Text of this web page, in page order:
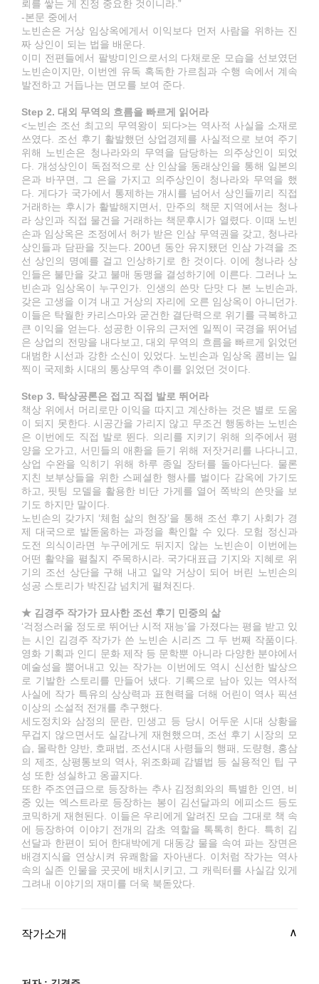
뢰를 쌓는 게 진정 중요한 것이니라.”
-본문 중에서
노빈손은 거상 임상옥에게서 이익보다 먼저 사람을 위하는 진
짜 상인이 되는 법을 배운다.
이미 전편들에서 팔방미인으로서의 다채로운 모습을 선보였던
노빈손이지만, 이번엔 유독 혹독한 가르침과 수행 속에서 계속
발전하고 거듭나는 면모를 보여 준다.
Step 2. 대외 무역의 흐름을 빠르게 읽어라
<노빈손 조선 최고의 무역왕이 되다>는 역사적 사실을 소재로
쓰였다. 조선 후기 활발했던 상업경제를 사실적으로 보여 주기
위해 노빈손은 청나라와의 무역을 담당하는 의주상인이 되었
다. 개성상인이 독점적으로 산 인삼을 동래상인을 통해 일본의
은과 바꾸면, 그 은을 가지고 의주상인이 청나라와 무역을 했
다. 게다가 국가에서 통제하는 개시를 넘어서 상인들끼리 직접
거래하는 후시가 활발해지면서, 만주의 책문 지역에서는 청나
라 상인과 직접 물건을 거래하는 책문후시가 열렸다. 이때 노빈
손과 임상옥은 조정에서 허가 받은 인삼 무역권을 갖고, 청나라
상인들과 담판을 짓는다. 200년 동안 유지됐던 인삼 가격을 조
선 상인의 명예를 걸고 인상하기로 한 것이다. 이에 청나라 상
인들은 불만을 갖고 불매 동맹을 결성하기에 이른다. 그러나 노
빈손과 임상옥이 누구인가. 인생의 쓴맛 단맛 다 본 노빈손과,
갖은 고생을 이겨 내고 거상의 자리에 오른 임상옥이 아니던가.
이들은 탁월한 카리스마와 굳건한 결단력으로 위기를 극복하고
큰 이익을 얻는다. 성공한 이유의 근저엔 일찍이 국경을 뛰어넘
은 상업의 전망을 내다보고, 대외 무역의 흐름을 빠르게 읽었던
대범한 시선과 강한 소신이 있었다. 노빈손과 임상옥 콤비는 일
찍이 국제화 시대의 통상무역 추이를 읽었던 것이다.
Step 3. 탁상공론은 접고 직접 발로 뛰어라
책상 위에서 머리로만 이익을 따지고 계산하는 것은 별로 도움
이 되지 못한다. 시공간을 가리지 않고 무조건 행동하는 노빈손
은 이번에도 직접 발로 뛴다. 의리를 지키기 위해 의주에서 평
양을 오가고, 서민들의 애환을 듣기 위해 저잣거리를 나다니고,
상업 수완을 익히기 위해 하루 종일 장터를 돌아다닌다. 물론
지친 보부상들을 위한 스페셜한 행사를 벌이다 감옥에 가기도
하고, 핏팅 모델을 활용한 비단 가게를 열어 쪽박의 쓴맛을 보
기도 하지만 말이다.
노빈손의 갖가지 ‘체험 삶의 현장’을 통해 조선 후기 사회가 경
제 대국으로 발돋움하는 과정을 확인할 수 있다. 모험 정신과
도전 의식이라면 누구에게도 뒤지지 않는 노빈손이 이번에는
어떤 활약을 펼칠지 주목하시라. 국가대표급 기지와 지혜로 위
기의 조선 상단을 구해 내고 일약 거상이 되어 버린 노빈손의
성공 스토리가 박진감 넘치게 펼쳐진다.
★ 김경주 작가가 묘사한 조선 후기 민중의 삶
‘걱정스러울 정도로 뛰어난 시적 재능’을 가졌다는 평을 받고 있
는 시인 김경주 작가가 쓴 노빈손 시리즈 그 두 번째 작품이다.
영화 기획과 인디 문화 제작 등 문학뿐 아니라 다양한 분야에서
예술성을 뿜어내고 있는 작가는 이번에도 역시 신선한 발상으
로 기발한 스토리를 만들어 냈다. 기록으로 남아 있는 역사적
사실에 작가 특유의 상상력과 표현력을 더해 어린이 역사 픽션
이상의 소설적 전개를 추구했다.
세도정치와 삼정의 문란, 민생고 등 당시 어두운 시대 상황을
무겁지 않으면서도 실감나게 재현했으며, 조선 후기 시장의 모
습, 몰락한 양반, 호패법, 조선시대 사령들의 행패, 도량형, 홍삼
의 제조, 상평통보의 역사, 위조화폐 감별법 등 실용적인 팁 구
성 또한 성실하고 옹골지다.
또한 주조연급으로 등장하는 추사 김정희와의 특별한 인연, 비
중 있는 엑스트라로 등장하는 봉이 김선달과의 에피소드 등도
코믹하게 재현된다. 이들은 우리에게 알려진 모습 그대로 책 속
에 등장하여 이야기 전개의 감초 역할을 톡톡히 한다. 특히 김
선달과 한편이 되어 한대박에게 대동강 물을 속여 파는 장면은
배경지식을 연상시켜 유쾌함을 자아낸다. 이처럼 작가는 역사
속의 실존 인물을 곳곳에 배치시키고, 그 캐릭터를 사실감 있게
그려내 이야기의 재미를 더욱 북돋았다.
작가소개